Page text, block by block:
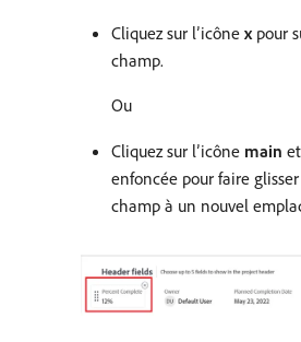
Cliquez sur l’icône xpour
champ.
Ou
Cliquez sur l’icône main
enfoncée pour faire
champ à un nouvel